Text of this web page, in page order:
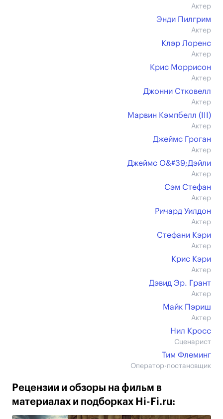
Актер
Энди Пилгрим
Актер
Клэр Лоренс
Актер
Крис Моррисон
Актер
Джонни Стковелл
Актер
Марвин Кэмпбелл (III)
Актер
Джеймс Гроган
Актер
Джеймс О&#39;Дэйли
Актер
Сэм Стефан
Актер
Ричард Уилдон
Актер
Стефани Кэри
Актер
Крис Кэри
Актер
Дэвид Эр. Грант
Актер
Майк Пэриш
Актер
Нил Кросс
Сценарист
Тим Флеминг
Оператор-постановщик
Рецензии и обзоры на фильм в
материалах и подборках Hi-Fi.ru: